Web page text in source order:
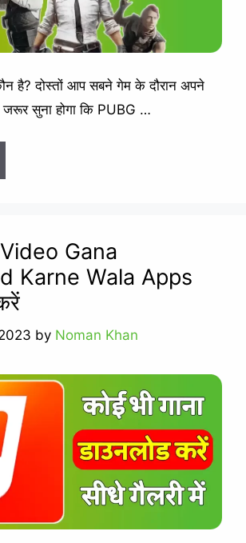
है? दोस्तों आप सबने गेम के दौरान अपने
सुना होगा कि PUBG …
Gana
Karne Wala Apps
by Noman Khan